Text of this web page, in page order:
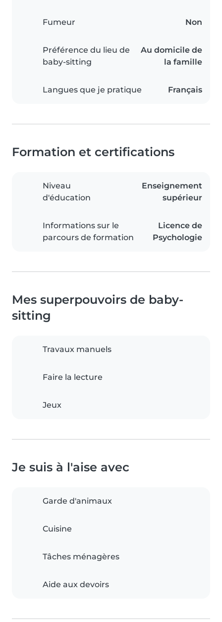
Fumeur Non
Préférence du lieu de
baby-sitting
Au domicile de
la famille
Langues que je pratique Français
Formation et certifications
Niveau
d'éducation
Enseignement
supérieur
Informations sur le
parcours de formation
Licence de
Psychologie
Mes superpouvoirs de baby-
sitting
Travaux manuels
Faire la lecture
Jeux
Je suis à l'aise avec
Garde d'animaux
Cuisine
Tâches ménagères
Aide aux devoirs